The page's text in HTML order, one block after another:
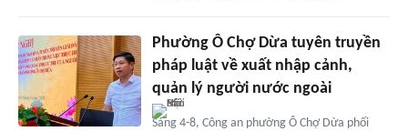
Phường Ô Chợ Dừa tuyên truyền
pháp luật về xuất nhập cảnh,
quản lý người nước ngoài
Sáng 4-8, Công an phường Ô Chợ Dừa phối